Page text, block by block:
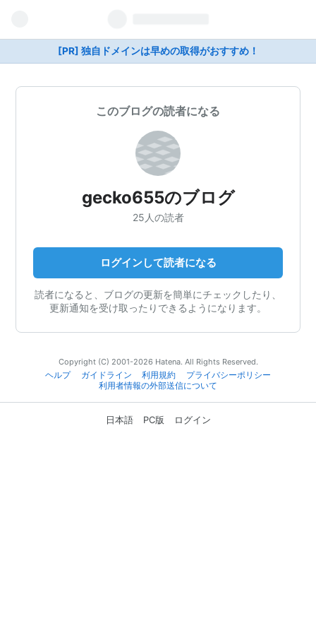
[PR] 独自ドメインは早めの取得がおすすめ！
このブログの読者になる
gecko655のブログ
25人の読者
ログインして読者になる
読者になると、ブログの更新を簡単にチェックしたり、
更新通知を受け取ったりできるようになります。
Copyright (C) 2001-2026 Hatena. All Rights Reserved.
ヘルプ
ガイドライン 利用規約
プライバシーポリシー
利用者情報の外部送信について
日本語 PC版 ログイン